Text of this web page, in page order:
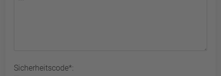
Sicherheitscode*: